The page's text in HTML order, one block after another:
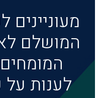
המושלם
לענות